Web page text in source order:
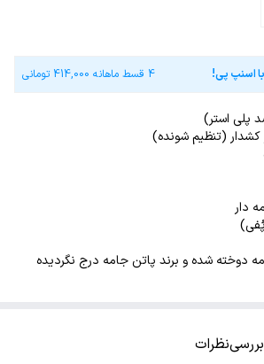
اسنپ پی! 4 قسط ماهانه 414,000 تومانی
استر)
کشدار (تنظیم شونده)
دار
دوخته شده و برند پاتن جامه درج نگردیده
نظرات